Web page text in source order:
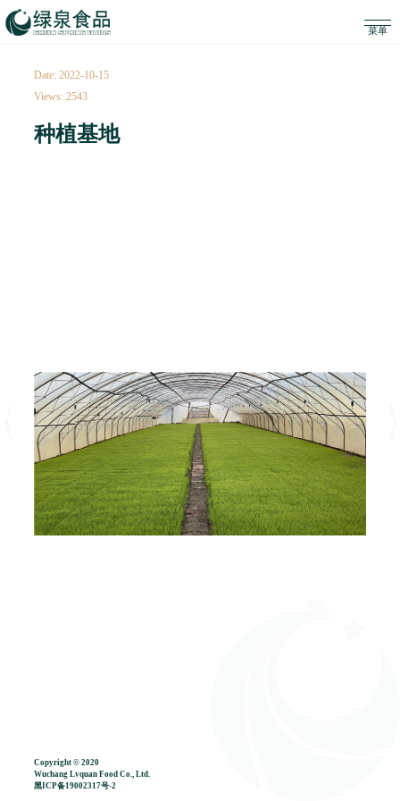
Date: 2022-10-15
Views: 2543
种植基地
Copyright © 2020
Wuchang Lvquan Food Co., Ltd.
黑ICP备19002317号-2